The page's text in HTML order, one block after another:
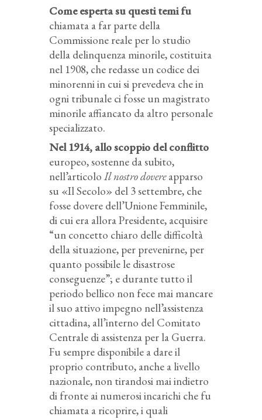
Come esperta su questi temi fu
chiamata a far parte della
Commissione reale per lo studio
della delinquenza minorile, costituita
nel 1908, che redasse un codice dei
minorenni in cui si prevedeva che in
ogni tribunale ci fosse un magistrato
minorile affiancato da altro personale
specializzato.
Nel 1914, allo scoppio del conflitto
europeo, sostenne da subito,
nell’articolo Il nostro dovereapparso
su «Il Secolo» del 3 settembre, che
fosse dovere dell’Unione Femminile,
di cui era allora Presidente, acquisire
“un concetto chiaro delle difficoltà
della situazione, per prevenirne, per
quanto possibile le disastrose
conseguenze”; e durante tutto il
periodo bellico non fece mai mancare
il suo attivo impegno nell’assistenza
cittadina, all’interno del Comitato
Centrale di assistenza per la Guerra.
Fu sempre disponibile a dare il
proprio contributo, anche a livello
nazionale, non tirandosi mai indietro
di fronte ai numerosi incarichi che fu
chiamata a ricoprire, i quali